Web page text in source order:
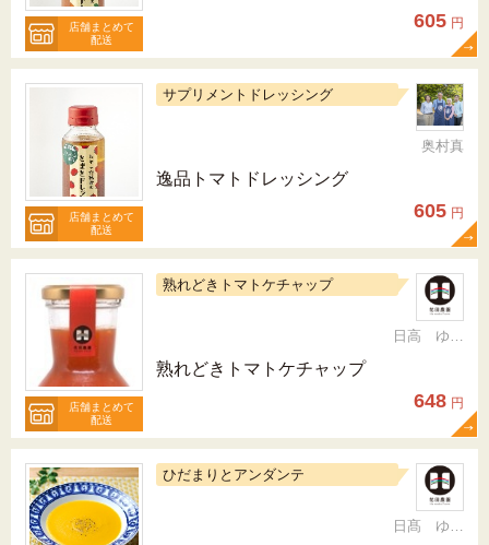
店舗まとめて
配送
605 円
店舗まとめて
配送
サプリメントドレッシング
奥村真
逸品トマトドレッシング
605 円
店舗まとめて
配送
熟れどきトマトケチャップ
日高 ゆかり
熟れどきトマトケチャップ
648 円
ひだまりとアンダンテ
日髙 ゆかり